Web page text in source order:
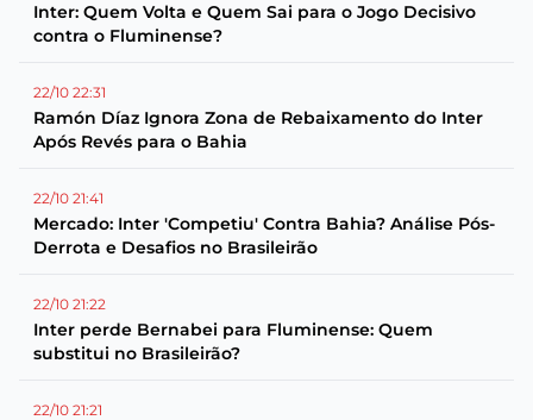
Inter: Quem Volta e Quem Sai para o Jogo Decisivo
contra o Fluminense?
22/10 22:31
Ramón Díaz Ignora Zona de Rebaixamento do Inter
Após Revés para o Bahia
22/10 21:41
Mercado: Inter 'Competiu' Contra Bahia? Análise Pós-
Derrota e Desafios no Brasileirão
22/10 21:22
Inter perde Bernabei para Fluminense: Quem
substitui no Brasileirão?
22/10 21:21